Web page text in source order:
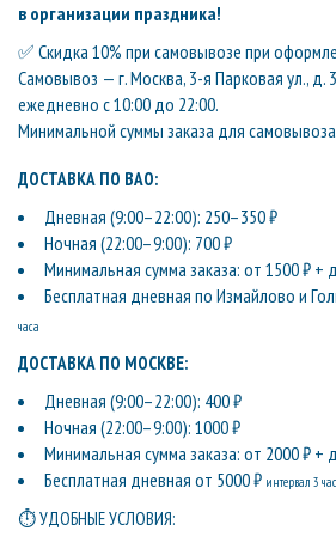
в организации праздника!
✅ Скидка 10% при самовывозе при
Самовывоз — г. Москва, 3-я Парковая ул., д.
ежедневно с 10:00 до 22:00.
Минимальной суммы заказа для
ДОСТАВКА ПО ВАО:
Дневная (9:00–22:00): 250–350 ₽
Ночная (22:00–9:00): 700 ₽
Минимальная сумма заказа: от 1500 ₽ +
Бесплатная дневная по Измайлово и
часа
ДОСТАВКА ПО МОСКВЕ:
Дневная (9:00–22:00): 400 ₽
Ночная (22:00–9:00): 1000 ₽
Минимальная сумма заказа: от 2000 ₽ +
Бесплатная дневная от 5000 ₽ интервал 3
⏱ УДОБНЫЕ УСЛОВИЯ: